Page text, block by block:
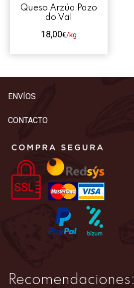
Queso Arzúa Pazo
do Val
18,00€/kg
Este
tiene
se
elegir
la
de
producto
ENVÍOS
CONTACTO
Recomendaciones: